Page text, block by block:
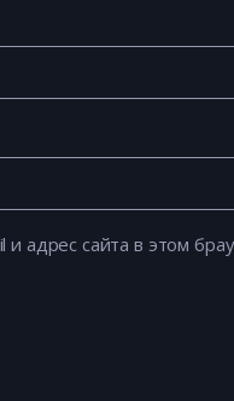
и адрес сайта в этом